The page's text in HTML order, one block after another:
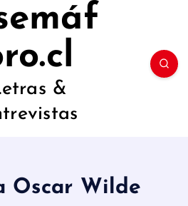
&
Oscar Wilde